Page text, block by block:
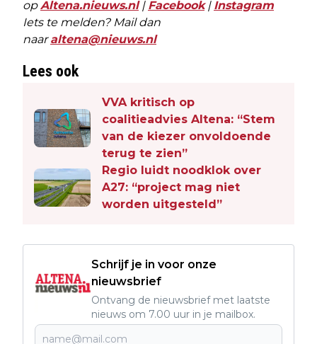
opAltena.nieuws.nl| Facebook| Instagram
Iets te melden? Mail dan
naaraltena@nieuws.nl
Lees ook
VVA kritisch op
coalitieadvies Altena: “Stem
van de kiezer onvoldoende
terug te zien”
Regio luidt noodklok over
A27: “project mag niet
worden uitgesteld”
Schrijf je in voor onze
nieuwsbrief
Ontvang de nieuwsbrief met laatste
nieuws om 7.00 uur in je mailbox.